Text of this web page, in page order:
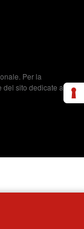
Per la
del sito dedicate ai